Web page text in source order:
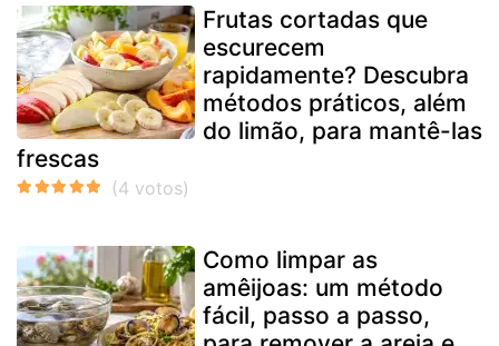
Frutas cortadas que
escurecem
rapidamente? Descubra
métodos práticos, além
do limão, para mantê-las
frescas
Como limpar as
amêijoas: um método
fácil, passo a passo,